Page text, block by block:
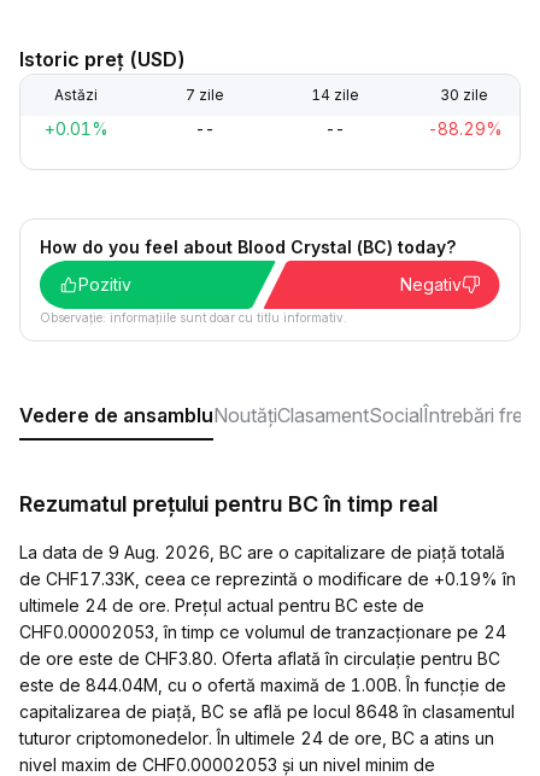
Istoric preț (USD)
Astăzi 7 zile 14 zile 30 zile
+0.01% -- -- -88.29%
How do you feel about Blood Crystal (BC) today?
Pozitiv
Negativ
Observație: informațiile sunt doar cu titlu informativ.
Vedere de ansambluNoutățiClasamentSocialÎntrebări
Rezumatul prețului pentru BC în timp real
La data de 9 Aug. 2026, BC are o capitalizare de piață totală
de CHF17.33K, ceea ce reprezintă o modificare de +0.19% în
ultimele 24 de ore. Prețul actual pentru BC este de
CHF0.00002053, în timp ce volumul de tranzacționare pe 24
de ore este de CHF3.80. Oferta aflată în circulație pentru BC
este de 844.04M, cu o ofertă maximă de 1.00B. În funcție de
capitalizarea de piață, BC se află pe locul 8648 în clasamentul
tuturor criptomonedelor. În ultimele 24 de ore, BC a atins un
nivel maxim de CHF0.00002053 și un nivel minim de